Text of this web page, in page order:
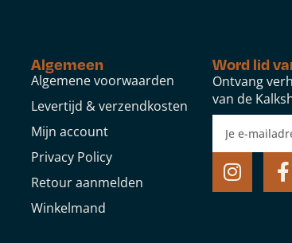
Algemeen
Algemene voorwaarden
Levertijd & verzendkosten
Mijn account
Privacy Policy
Retour aanmelden
Winkelmand
Word lid
Ontvang
van de